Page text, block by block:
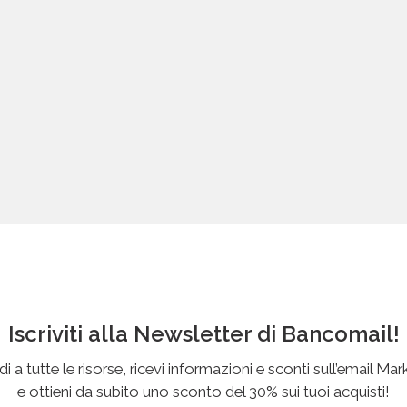
Iscriviti alla Newsletter di Bancomail!
a tutte le risorse, ricevi informazioni e sconti sull’email
e ottieni da subito uno sconto del 30% sui tuoi acquisti!